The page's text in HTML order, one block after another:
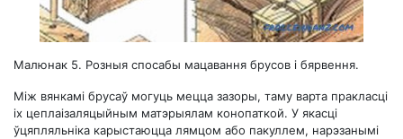
Малюнак 5. Розныя спосабы мацавання брусов і бярвення.
Між вянкамі брусаў могуць мецца зазоры, таму варта пракласці
іх цеплаізаляцыйным матэрыялам конопаткой. У якасці
ўцяпляльніка карыстаюцца лямцом або пакуллем, нарэзанымі